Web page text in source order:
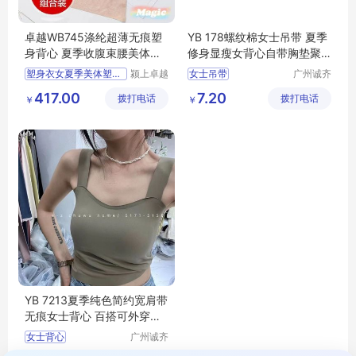
卓越WB745涤纶超薄无痕塑
身背心 夏季收腹束腰美体塑
形女款
塑身衣女夏季美体塑形束身
颍上卓越
有限公司
￥ 417.00 拨打电话
YB 178螺纹棉女士吊带 夏季
修身显瘦女背心自带胸垫聚
拢美背 尾货
女士吊带
广州诚齐
公司
￥ 7.20 拨打电话
YB 7213夏季纯色简约宽肩带
无痕女士背心 百搭可外穿自
带胸垫女吊带
女士背心
广州诚齐